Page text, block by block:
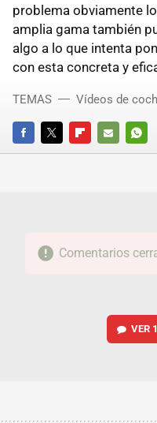
problema obviamente
amplia gama también
algo a lo que intenta
con esta concreta y
FACEBOOKTWITTERFLIPBOARD
E-
TEMAS Vídeos de
Comentarios
VER